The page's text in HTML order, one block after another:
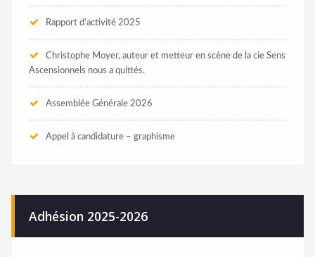
Rapport d’activité 2025
Christophe Moyer, auteur et metteur en scène de la cie Sens
Ascensionnels nous a quittés.
Assemblée Générale 2026
Appel à candidature – graphisme
Adhésion 2025-2026